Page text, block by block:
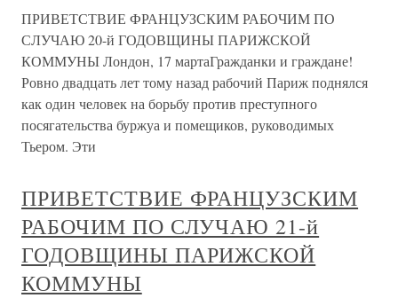
ПРИВЕТСТВИЕ ФРАНЦУЗСКИМ РАБОЧИМ ПО
СЛУЧАЮ 20-й ГОДОВЩИНЫ ПАРИЖСКОЙ
КОММУНЫ Лондон, 17 мартаГражданки и граждане!
Ровно двадцать лет тому назад рабочий Париж поднялся
как один человек на борьбу против преступного
посягательства буржуа и помещиков, руководимых
Тьером. Эти
ПРИВЕТСТВИЕ ФРАНЦУЗСКИМ
РАБОЧИМ ПО СЛУЧАЮ 21-й
ГОДОВЩИНЫ ПАРИЖСКОЙ
КОММУНЫ